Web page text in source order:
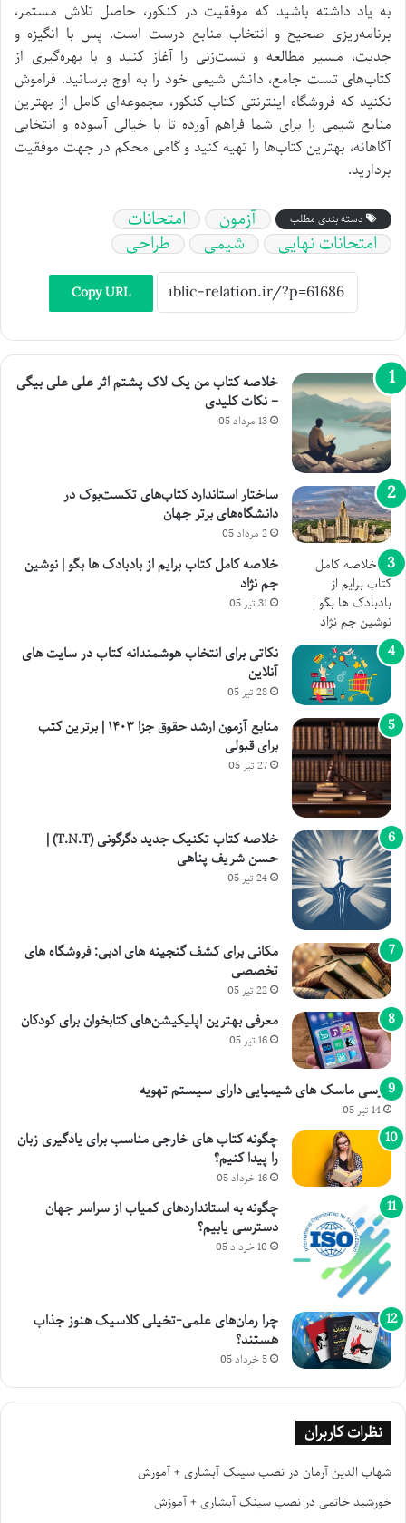
به یاد داشته باشید که موفقیت در کنکور، حاصل تلاش مستمر،
برنامه‌ریزی صحیح و انتخاب منابع درست است. پس با انگیزه و
جدیت، مسیر مطالعه و تست‌زنی را آغاز کنید و با بهره‌گیری از
کتاب‌های تست جامع، دانش شیمی خود را به اوج برسانید. فراموش
نکنید که فروشگاه اینترنتی کتاب کنکور، مجموعه‌ای کامل از بهترین
منابع شیمی را برای شما فراهم آورده تا با خیالی آسوده و انتخابی
آگاهانه، بهترین کتاب‌ها را تهیه کنید و گامی محکم در جهت موفقیت
بردارید.
دسته بندی مطلب آزمون
امتحانات
امتحانات نهایی
شیمی طراحی
Copy URL
خلاصه کتاب من یک لاک پشتم اثر علی علی بیگی
– نکات کلیدی
13 مرداد 05
ساختار استاندارد کتاب‌های تکست‌بوک در
دانشگاه‌های برتر جهان
2 مرداد 05
خلاصه کامل کتاب برایم از بادبادک ها بگو | نوشین
جم نژاد
31 تیر 05
نکاتی برای انتخاب هوشمندانه کتاب در سایت های
آنلاین
28 تیر 05
منابع آزمون ارشد حقوق جزا ۱۴۰۳ | برترین کتب
برای قبولی
27 تیر 05
خلاصه کتاب تکنیک جدید دگرگونی (T.N.T) |
حسن شریف پناهی
24 تیر 05
مکانی برای کشف گنجینه های ادبی: فروشگاه های
تخصصی
22 تیر 05
معرفی بهترین اپلیکیشن‌های کتابخوان برای کودکان
16 تیر 05
بررسی ماسک های شیمیایی دارای سیستم تهویه
14 تیر 05
چگونه کتاب های خارجی مناسب برای یادگیری زبان
را پیدا کنیم؟
16 خرداد 05
چگونه به استانداردهای کمیاب از سراسر جهان
دسترسی یابیم؟
10 خرداد 05
چرا رمان‌های علمی-تخیلی کلاسیک هنوز جذاب
هستند؟
5 خرداد 05
نظرات کاربران
شهاب الدین آرمان درنصب سینک آبشاری + آموزش
خورشید خاتمی درنصب سینک آبشاری + آموزش